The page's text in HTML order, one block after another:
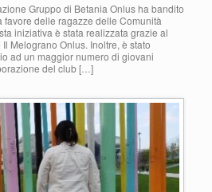
Gruppo di Betania Onlus ha bandito
favore delle ragazze delle Comunità
iniziativa è stata realizzata grazie al
Melograno Onlus. Inoltre, è stato
ad un maggior numero di giovani
del club […]